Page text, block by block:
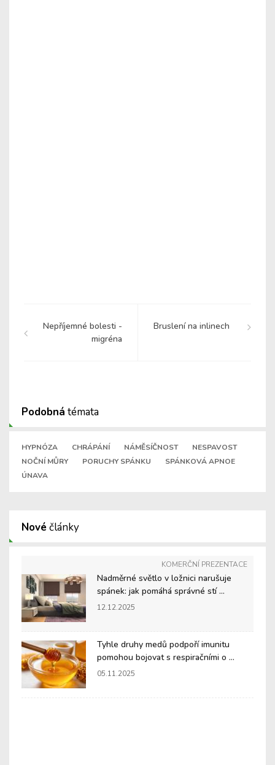
Nepříjemné bolesti -
migréna
Bruslení na inlinech
Podobná témata
HYPNÓZA CHRÁPÁNÍ NÁMĚSÍČNOST
NESPAVOST
NOČNÍ MŮRY
PORUCHY SPÁNKU
SPÁNKOVÁ APNOE
ÚNAVA
Nové články
KOMERČNÍ PREZENTACE
Nadměrné světlo v ložnici narušuje
spánek: jak pomáhá správné stí ...
12.12.2025
Tyhle druhy medů podpoří imunitu
pomohou bojovat s respiračními o ...
05.11.2025